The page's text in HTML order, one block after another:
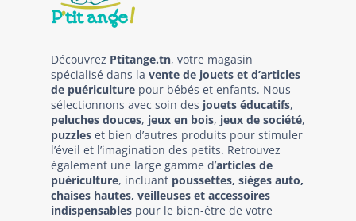
Découvrez Ptitange.tn, votre magasin
spécialisé dans la vente de jouets et d’articles
de puériculture pour bébés et enfants. Nous
sélectionnons avec soin des jouets éducatifs,
peluches douces, jeux en bois, jeux de société,
puzzles et bien d’autres produits pour stimuler
l’éveil et l’imagination des petits. Retrouvez
également une large gamme d’articles de
puériculture, incluant poussettes, sièges auto,
chaises hautes, veilleuses et accessoires
indispensables pour le bien-être de votre